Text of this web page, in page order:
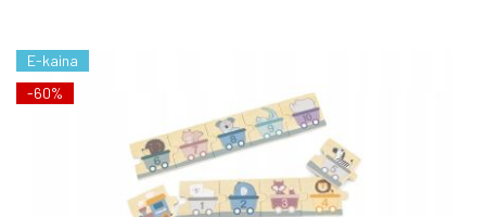
E-kaina
-60%